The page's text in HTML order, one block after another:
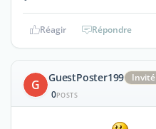
Réagir Répondre
G GuestPoster199
Invité
0POSTS